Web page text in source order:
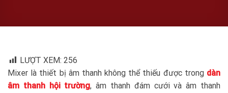
LƯỢT XEM: 256
Mixer là thiết bị âm thanh không thể thiếu được trong dàn
âm thanh hội trường, âm thanh đám cưới và âm thanh